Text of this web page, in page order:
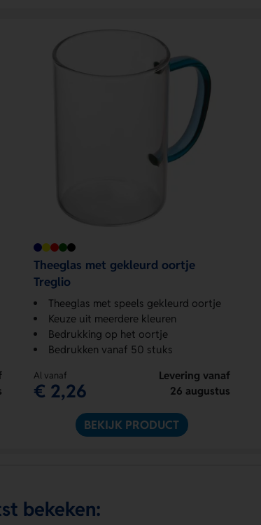
Theeglas met gekleurd oortje
Treglio
Theeglas met speels gekleurd oortje
Keuze uit meerdere kleuren
Bedrukking op het oortje
Bedrukken vanaf 50 stuks
Al vanaf
€ 2,26
Levering vanaf
26 augustus
BEKIJK PRODUCT
bekeken: